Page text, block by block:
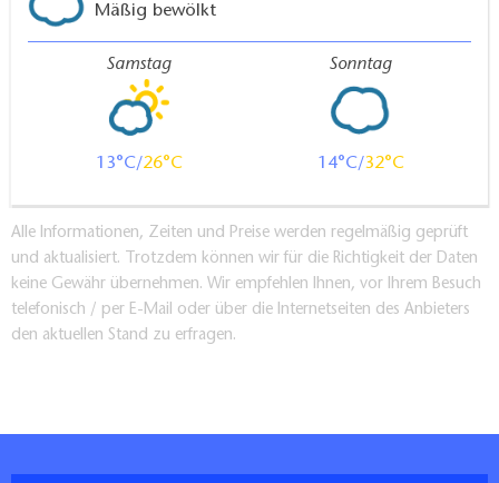
Mäßig bewölkt
Samstag
13 26
Sonntag
14 32
Alle Informationen, Zeiten und Preise werden regelmäßig geprüft
und aktualisiert. Trotzdem können wir für die Richtigkeit der Daten
keine Gewähr übernehmen. Wir empfehlen Ihnen, vor Ihrem Besuch
telefonisch / per E-Mail oder über die Internetseiten des Anbieters
den aktuellen Stand zu erfragen.